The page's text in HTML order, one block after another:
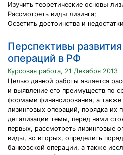
Изучить теоретические основы
Рассмотреть виды лизинга;
Осветить достоинства и
Перспективы
операций в РФ
Курсовая работа, 21 Декабря 2013
Целью данной работы является
и выявление его преимуществ по
формами финансирования, а также
лизинговых операций, порядка их
детализации темы, перед нами
первых, рассмотреть лизинговые
виды, во вторых, определить
банковской операции, а также